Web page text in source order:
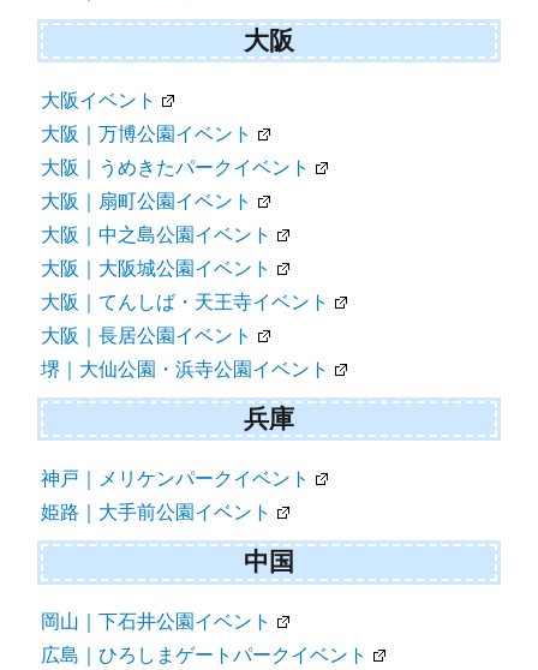
大阪
大阪イベント
大阪｜万博公園イベント
大阪｜うめきたパークイベント
大阪｜扇町公園イベント
大阪｜中之島公園イベント
大阪｜大阪城公園イベント
大阪｜てんしば・天王寺イベント
大阪｜長居公園イベント
堺｜大仙公園・浜寺公園イベント
兵庫
神戸｜メリケンパークイベント
姫路｜大手前公園イベント
中国
岡山｜下石井公園イベント
広島｜ひろしまゲートパークイベント